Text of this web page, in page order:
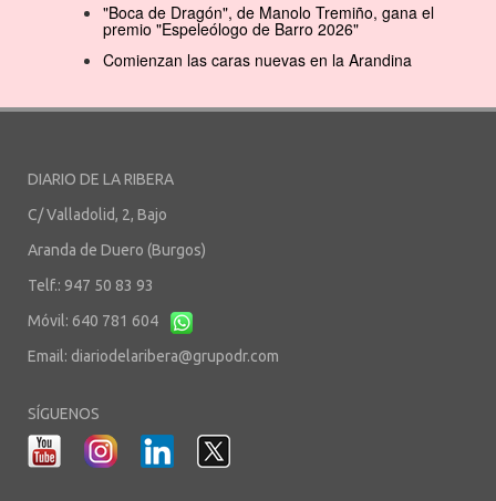
"Boca de Dragón", de Manolo Tremiño, gana el
premio "Espeleólogo de Barro 2026"
Comienzan las caras nuevas en la Arandina
DIARIO DE LA RIBERA
C/ Valladolid, 2, Bajo
Aranda de Duero (Burgos)
Telf.: 947 50 83 93
Móvil: 640 781 604
Email: diariodelaribera@grupodr.com
SÍGUENOS